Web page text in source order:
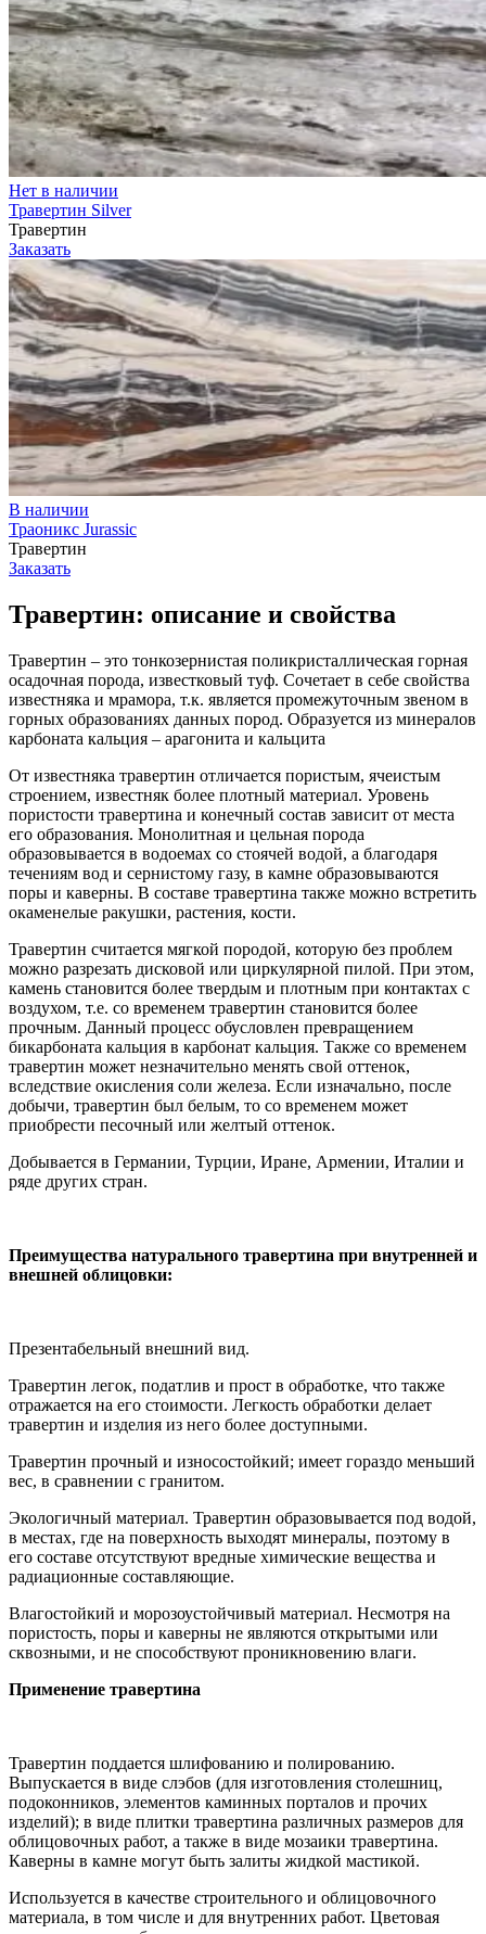
Нет в наличии
Травертин Silver
Травертин
Заказать
В наличии
Траоникс Jurassic
Травертин
Заказать
Травертин: описание и свойства
Травертин – это тонкозернистая поликристаллическая горная
осадочная порода, известковый туф. Сочетает в себе свойства
известняка и мрамора, т.к. является промежуточным звеном в
горных образованиях данных пород. Образуется из минералов
карбоната кальция – арагонита и кальцита
От известняка травертин отличается пористым, ячеистым
строением, известняк более плотный материал. Уровень
пористости травертина и конечный состав зависит от места
его образования. Монолитная и цельная порода
образовывается в водоемах со стоячей водой, а благодаря
течениям вод и сернистому газу, в камне образовываются
поры и каверны. В составе травертина также можно встретить
окаменелые ракушки, растения, кости.
Травертин считается мягкой породой, которую без проблем
можно разрезать дисковой или циркулярной пилой. При этом,
камень становится более твердым и плотным при контактах с
воздухом, т.е. со временем травертин становится более
прочным. Данный процесс обусловлен превращением
бикарбоната кальция в карбонат кальция. Также со временем
травертин может незначительно менять свой оттенок,
вследствие окисления соли железа. Если изначально, после
добычи, травертин был белым, то со временем может
приобрести песочный или желтый оттенок.
Добывается в Германии, Турции, Иране, Армении, Италии и
ряде других стран.
Преимущества натурального травертина при внутренней и
внешней облицовки:
Презентабельный внешний вид.
Травертин легок, податлив и прост в обработке, что также
отражается на его стоимости. Легкость обработки делает
травертин и изделия из него более доступными.
Травертин прочный и износостойкий; имеет гораздо меньший
вес, в сравнении с гранитом.
Экологичный материал. Травертин образовывается под водой,
в местах, где на поверхность выходят минералы, поэтому в
его составе отсутствуют вредные химические вещества и
радиационные составляющие.
Влагостойкий и морозоустойчивый материал. Несмотря на
пористость, поры и каверны не являются открытыми или
сквозными, и не способствуют проникновению влаги.
Применение травертина
Травертин поддается шлифованию и полированию.
Выпускается в виде слэбов (для изготовления столешниц,
подоконников, элементов каминных порталов и прочих
изделий); в виде плитки травертина различных размеров для
облицовочных работ, а также в виде мозаики травертина.
Каверны в камне могут быть залиты жидкой мастикой.
Используется в качестве строительного и облицовочного
материала, в том числе и для внутренних работ. Цветовая